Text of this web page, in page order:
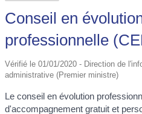
Conseil en
professionnelle
Vérifié le 01/01/2020 - Direction de
administrative (Premier ministre)
Le conseil en évolution
d'accompagnement gratuit et